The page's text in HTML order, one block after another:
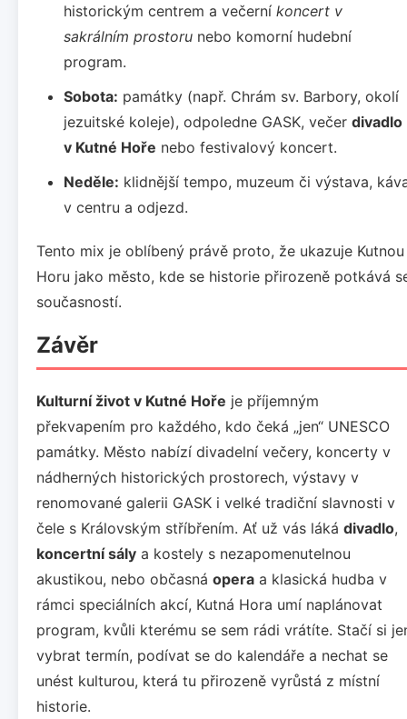
historickým centrem a večerní koncert v
sakrálním prostoru nebo komorní hudební
program.
Sobota: památky (např. Chrám sv. Barbory, okolí
jezuitské koleje), odpoledne GASK, večer divadlo
v Kutné Hoře nebo festivalový koncert.
Neděle: klidnější tempo, muzeum či výstava,
v centru a odjezd.
Tento mix je oblíbený právě proto, že ukazuje Kutnou
Horu jako město, kde se historie přirozeně potkává
současností.
Závěr
Kulturní život v Kutné Hoře je příjemným
překvapením pro každého, kdo čeká „jen“ UNESCO
památky. Město nabízí divadelní večery, koncerty v
nádherných historických prostorech, výstavy v
renomované galerii GASK i velké tradiční slavnosti v
čele s Královským stříbřením. Ať už vás láká divadlo,
koncertní sály a kostely s nezapomenutelnou
akustikou, nebo občasná opera a klasická hudba v
rámci speciálních akcí, Kutná Hora umí naplánovat
program, kvůli kterému se sem rádi vrátíte. Stačí si
vybrat termín, podívat se do kalendáře a nechat se
unést kulturou, která tu přirozeně vyrůstá z místní
historie.